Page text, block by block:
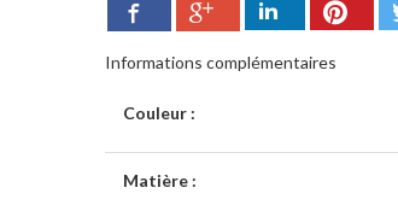
Facebook Google+ LinkedIn
Informations complémentaires
Couleur :
Matière :